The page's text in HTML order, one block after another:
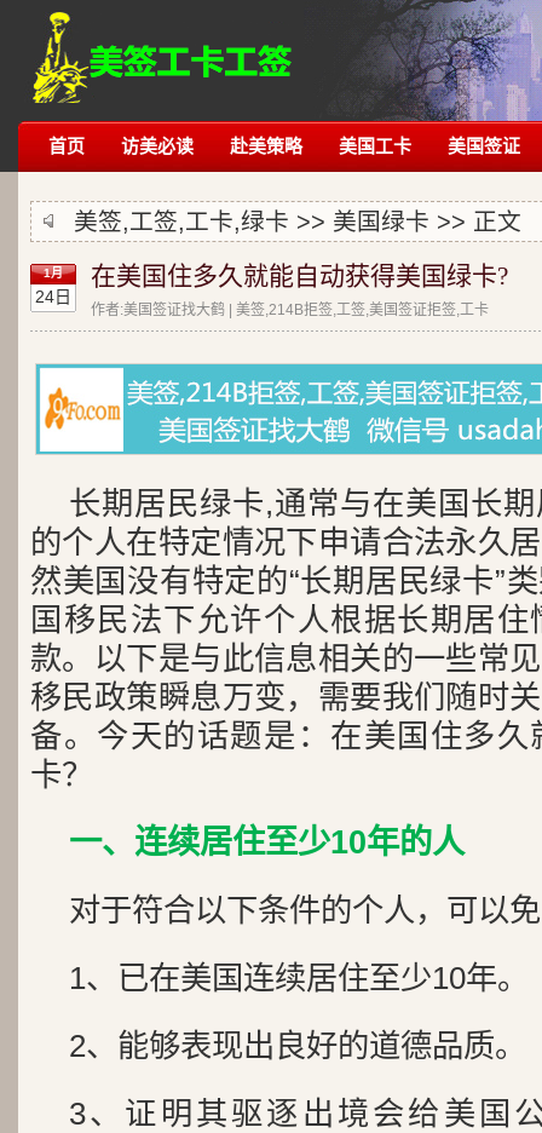
首页 访美必读 赴美策略 美国工卡 美国签证
美签,工签,工卡,绿卡 >> 美国绿卡 >> 正文
1月
24日
在美国住多久就能自动获得美国绿卡?
作者:美国签证找大鹤 | 美签,214B拒签,工签,美国签证拒签,工卡
长期居民绿卡,通常与在美国长
的个人在特定情况下申请合法永久
然美国没有特定的“长期居民绿卡”
国移民法下允许个人根据长期居
款。以下是与此信息相关的一些常
移民政策瞬息万变，需要我们随时
备。今天的话题是：在美国住多
卡？
一、连续居住至少10年的人
对于符合以下条件的个人，可以
1、已在美国连续居住至少10年。
2、能够表现出良好的道德品质。
3、证明其驱逐出境会给美国